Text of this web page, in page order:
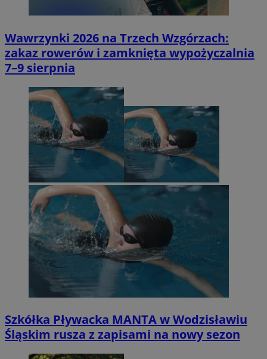
Wawrzynki 2026 na Trzech Wzgórzach:
zakaz rowerów i zamknięta wypożyczalnia
7–9 sierpnia
Szkółka Pływacka MANTA w Wodzisławiu
Śląskim rusza z zapisami na nowy sezon